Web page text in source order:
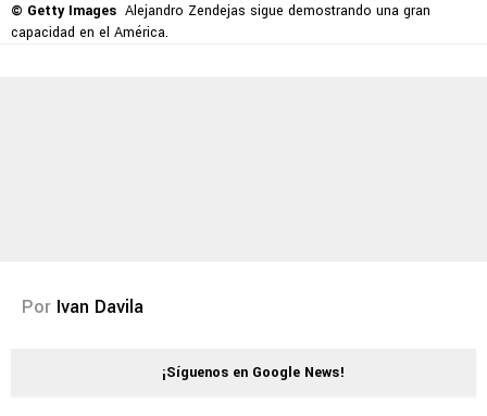
© Getty Images Alejandro Zendejas sigue demostrando una gran
capacidad en el América.
Por Ivan Davila
¡Síguenos en Google News!